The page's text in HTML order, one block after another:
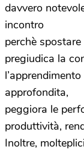
davvero
incontro
perchè
pregiudica la
approfondita,
peggiora le
produttività,
Inoltre,